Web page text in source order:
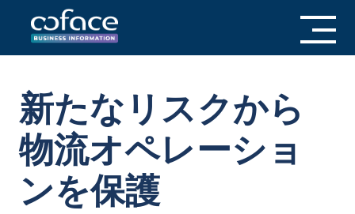
新たなリスクから
物流オペレーショ
ンを保護